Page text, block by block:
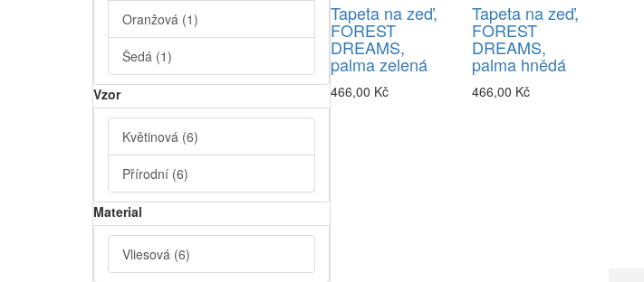
Oranžová (1)
Šedá (1)
Vzor
Květinová (6)
Přírodní (6)
Material
Vliesová (6)
Tapeta na zeď,
FOREST
DREAMS,
palma zelená
466,00 Kč
Tapeta na zeď,
FOREST
DREAMS,
palma hnědá
466,00 Kč